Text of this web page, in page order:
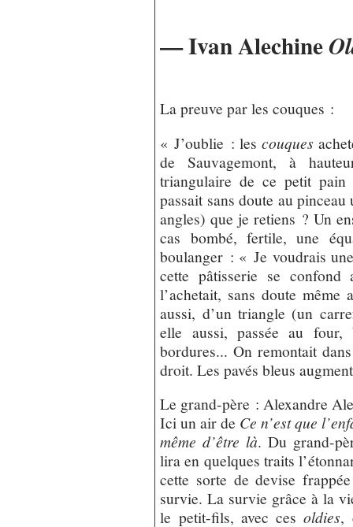
— Ivan Alechine
La preuve par les couques :
« J’oublie : les couques
de Sauvagemont, à
triangulaire de ce petit
passait sans doute au
angles) que je retiens ? Un
cas bombé, fertile, une
boulanger : « Je voudrais
cette pâtisserie se confond
l’achetait, sans doute
aussi, d’un triangle (un
elle aussi, passée au four,
bordures... On remontait
droit. Les pavés bleus
Le grand-père : Alexandre
Ici un air de Ce n’est que
même d’être là. Du grand-
lira en quelques traits
cette sorte de devise
survie. La survie grâce à la
le petit-fils, avec cesoldies,